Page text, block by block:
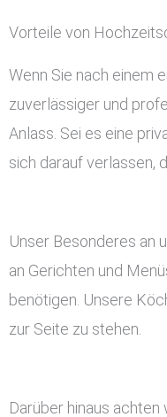
Vorteile von
Wenn Sie nach einem
zuverlässiger und
Anlass. Sei es eine
sich darauf verlassen,
Unser Besonderes an
an Gerichten und
benötigen. Unsere
zur Seite zu stehen.
Darüber hinaus